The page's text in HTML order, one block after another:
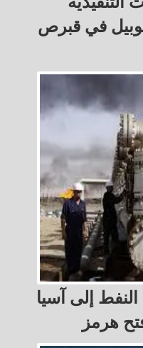
في قبرص
إلى آسيا
هرمز